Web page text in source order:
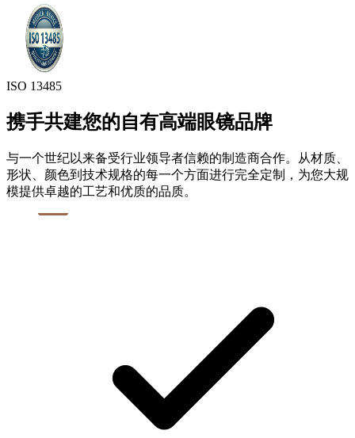
ISO 13485
携手共建您的自有高端眼镜品牌
与一个世纪以来备受行业领导者信赖的制造商合作。从材质、
形状、颜色到技术规格的每一个方面进行完全定制，为您大规
模提供卓越的工艺和优质的品质。